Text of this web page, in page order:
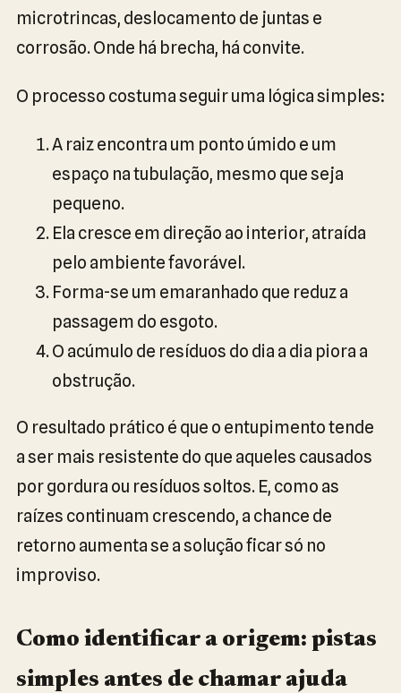
microtrincas, deslocamento de juntas e
corrosão. Onde há brecha, há convite.
O processo costuma seguir uma lógica simples:
A raiz encontra um ponto úmido e um
espaço na tubulação, mesmo que seja
pequeno.
Ela cresce em direção ao interior, atraída
pelo ambiente favorável.
Forma-se um emaranhado que reduz a
passagem do esgoto.
O acúmulo de resíduos do dia a dia piora a
obstrução.
O resultado prático é que o entupimento tende
a ser mais resistente do que aqueles causados
por gordura ou resíduos soltos. E, como as
raízes continuam crescendo, a chance de
retorno aumenta se a solução ficar só no
improviso.
Como identificar a origem: pistas
simples antes de chamar ajuda